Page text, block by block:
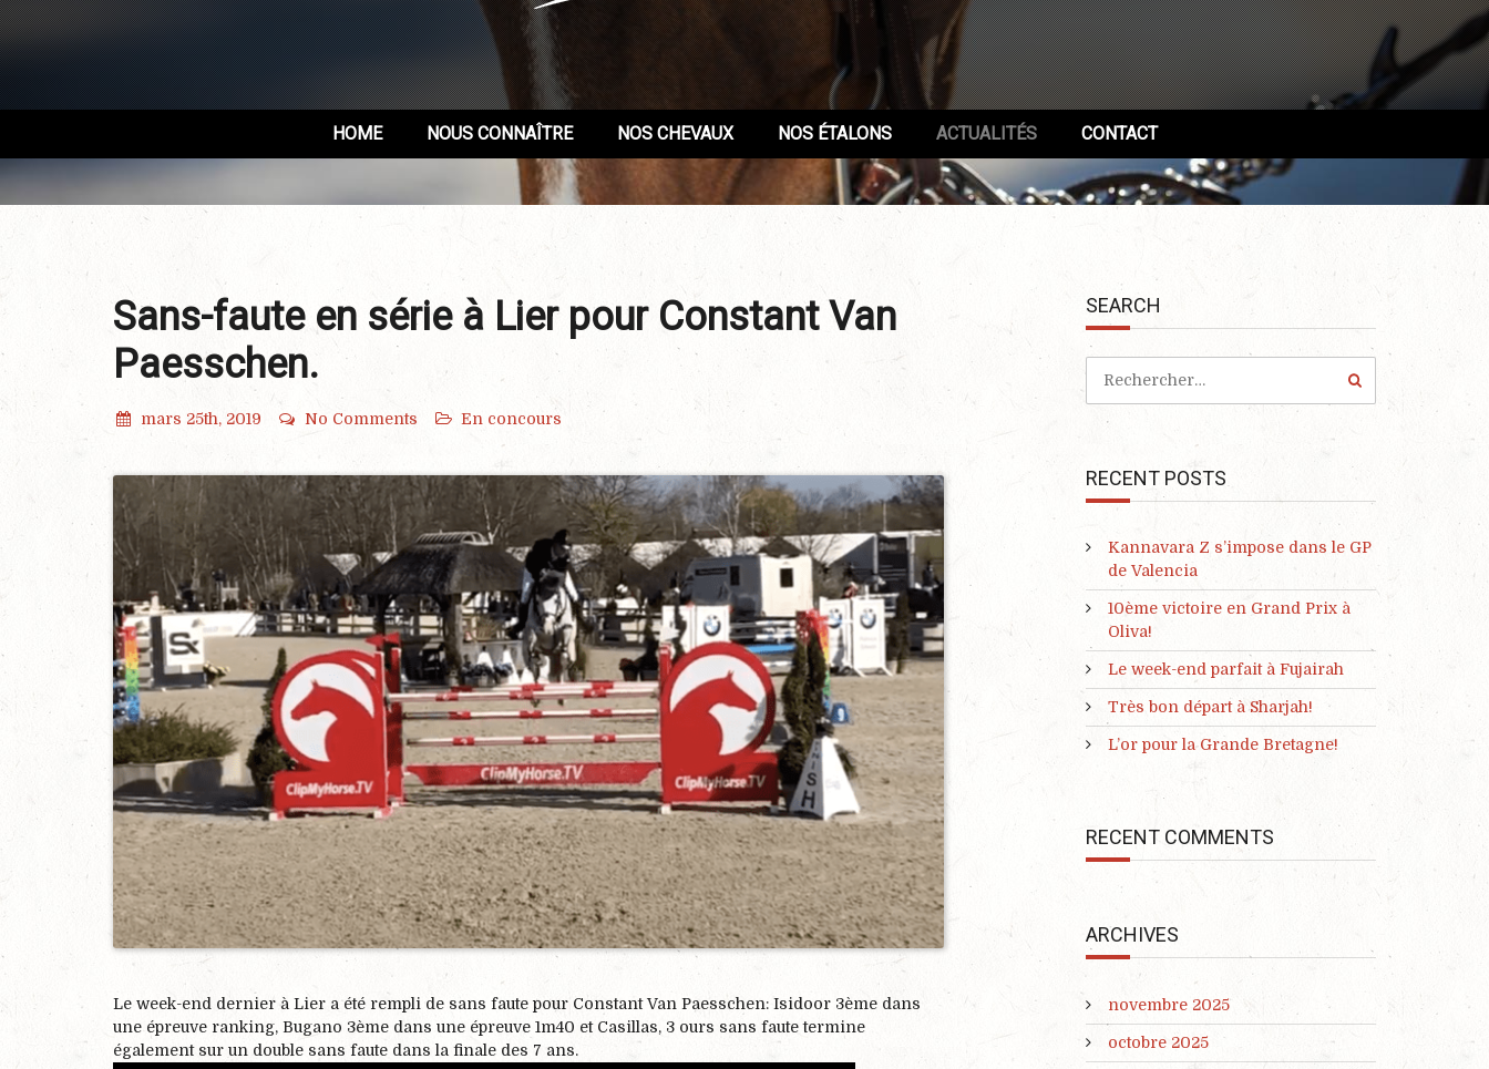
HOME NOUS CONNAÎTRE NOS CHEVAUX NOS ÉTALONS ACTUALITÉS CONTACT
Sans-faute en série à Lier pour Constant Van
Paesschen.
mars 25th, 2019 No Comments En concours
Le week-end dernier à Lier a été rempli de sans faute pour Constant Van Paesschen: Isidoor 3ème dans
une épreuve ranking, Bugano 3ème dans une épreuve 1m40 et Casillas, 3 ours sans faute termine
également sur un double sans faute dans la finale des 7 ans.
SEARCH
RECENT POSTS
Kannavara Z s’impose dans le GP
de Valencia
10ème victoire en Grand Prix à
Oliva!
Le week-end parfait à Fujairah
Très bon départ à Sharjah!
L’or pour la Grande Bretagne!
RECENT COMMENTS
ARCHIVES
novembre 2025
octobre 2025